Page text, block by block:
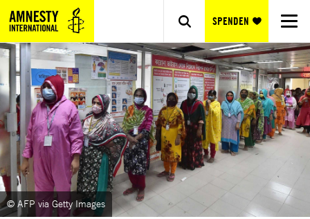
SPENDEN
© AFP via Getty Images